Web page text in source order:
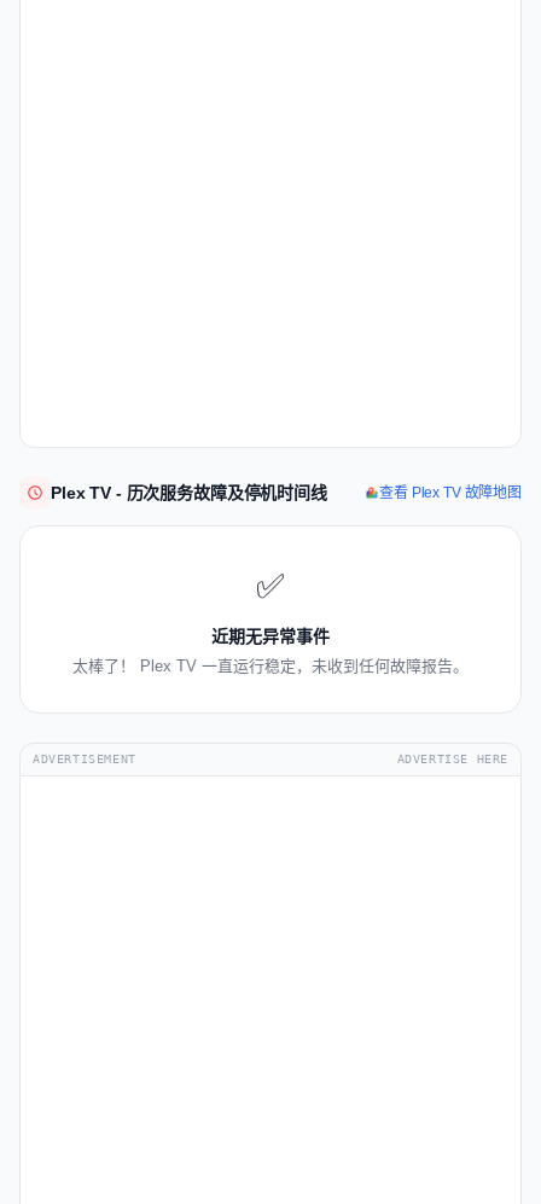
Plex TV - 历次服务故障及停机时间线 查看 Plex TV 故障地图
✅
近期无异常事件
太棒了！ Plex TV 一直运行稳定，未收到任何故障报告。
ADVERTISEMENT ADVERTISE HERE